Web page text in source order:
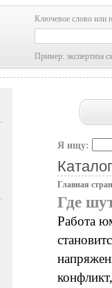
Ключевое слово или
Пример: экспертиза
Я ищу:
Главная
Где
Работа